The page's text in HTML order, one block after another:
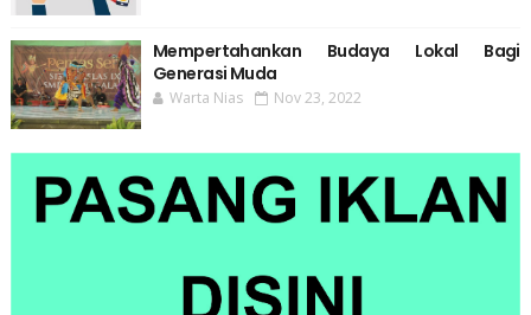
Mempertahankan Budaya Lokal Bagi
Generasi Muda
Warta Nias Nov 23, 2022